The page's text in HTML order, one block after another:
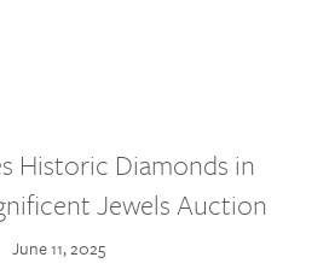
Historic Diamonds in
Jewels Auction
June 11, 2025